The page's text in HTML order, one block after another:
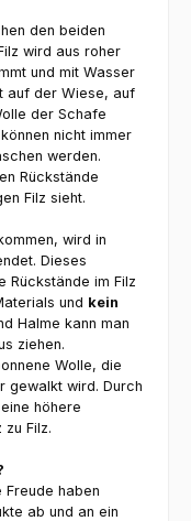
den beiden
wird aus roher
und mit Wasser
auf der Wiese, auf
der Schafe
nicht immer
werden.
Rückstände
Filz sieht.
wird in
Dieses
Rückstände im Filz
und kein
Halme kann man
ziehen.
Wolle, die
gewalkt wird. Durch
höhere
Filz.
Freude haben
ab und an ein